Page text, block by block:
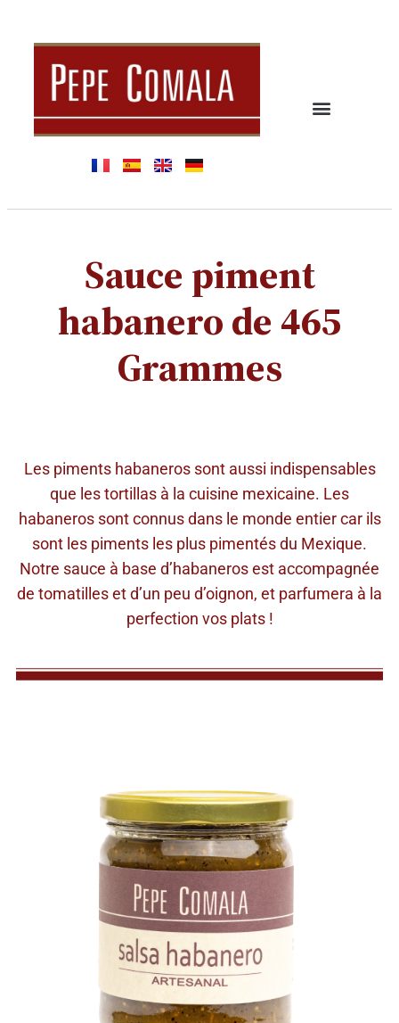
Sauce piment
habanero de 465
Grammes
Les piments habaneros sont aussi indispensables
que les tortillas à la cuisine mexicaine. Les
habaneros sont connus dans le monde entier car ils
sont les piments les plus pimentés du Mexique.
Notre sauce à base d’habaneros est accompagnée
de tomatilles et d’un peu d’oignon, et parfumera à la
perfection vos plats !